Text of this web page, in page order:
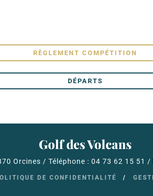
RÈGLEMENT COMPÉTITION
DÉPARTS
Golf des Volcans
Orcines / Téléphone : 04 73 62 15 51
DE CONFIDENTIALITÉ